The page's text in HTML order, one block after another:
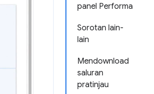
panel Performa
Sorotan lain-
lain
Mendownload
saluran
pratinjau